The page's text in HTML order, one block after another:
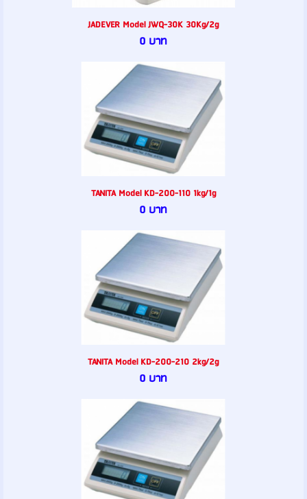
JADEVER Model JWQ-30K 30Kg/2g
0 บาท
TANITA Model KD-200-110 1kg/1g
0 บาท
TANITA Model KD-200-210 2kg/2g
0 บาท